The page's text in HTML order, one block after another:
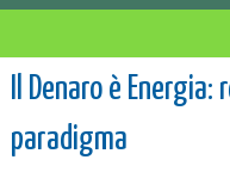
Il Denaro è
paradigma